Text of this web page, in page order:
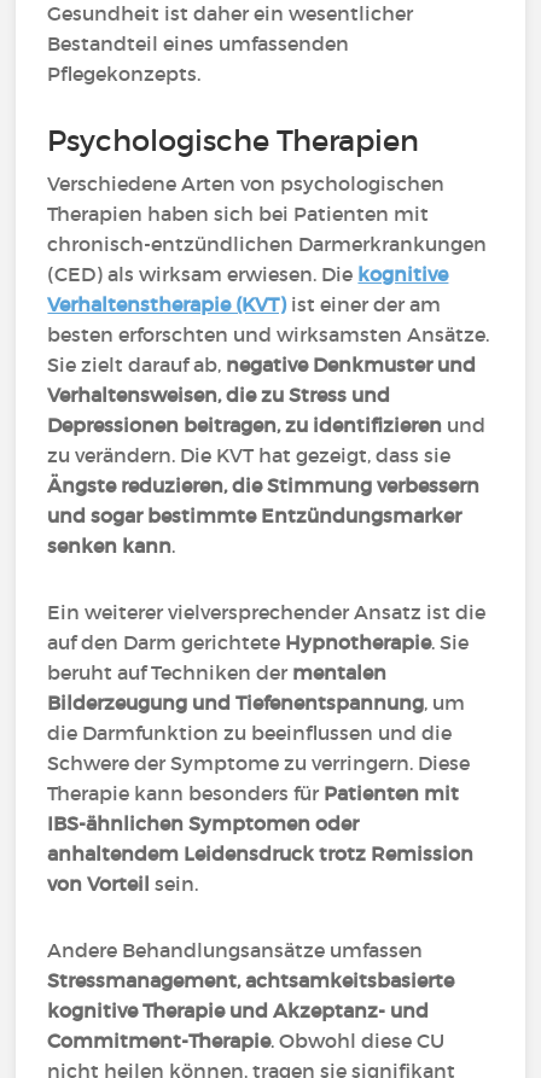
Gesundheit ist daher ein wesentlicher
Bestandteil eines umfassenden
Pflegekonzepts.
Psychologische Therapien
Verschiedene Arten von psychologischen
Therapien haben sich bei Patienten mit
chronisch-entzündlichen Darmerkrankungen
(CED) als wirksam erwiesen. Die kognitive
Verhaltenstherapie (KVT)ist einer der am
besten erforschten und wirksamsten Ansätze.
Sie zielt darauf ab, negative Denkmuster und
Verhaltensweisen, die zu Stress und
Depressionen beitragen, zu identifizieren und
zu verändern. Die KVT hat gezeigt, dass sie
Ängste reduzieren, die Stimmung verbessern
und sogar bestimmte Entzündungsmarker
senken kann.
Ein weiterer vielversprechender Ansatz ist die
auf den Darm gerichtete Hypnotherapie. Sie
beruht auf Techniken der mentalen
Bilderzeugung und Tiefenentspannung, um
die Darmfunktion zu beeinflussen und die
Schwere der Symptome zu verringern. Diese
Therapie kann besonders für Patienten mit
IBS-ähnlichen Symptomen oder
anhaltendem Leidensdruck trotz Remission
von Vorteil sein.
Andere Behandlungsansätze umfassen
Stressmanagement, achtsamkeitsbasierte
kognitive Therapie und Akzeptanz- und
Commitment-Therapie. Obwohl diese CU
nicht heilen können, tragen sie signifikant